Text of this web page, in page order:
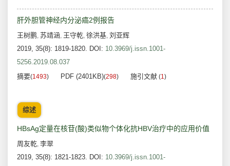
肝外胆管神经内分泌癌2例报告
王树鹏, 苏靖涵, 王守乾, 徐洪基, 刘亚辉
2019, 35(8): 1819-1820. DOI: 10.3969/j.issn.1001-
5256.2019.08.037
摘要(1493) PDF (2401KB)(298) 施引文献 (1)
综述
HBsAg定量在核苷(酸)类似物个体化抗HBV治疗中的应用价值
周友乾, 李翠
2019, 35(8): 1821-1823. DOI: 10.3969/j.issn.1001-